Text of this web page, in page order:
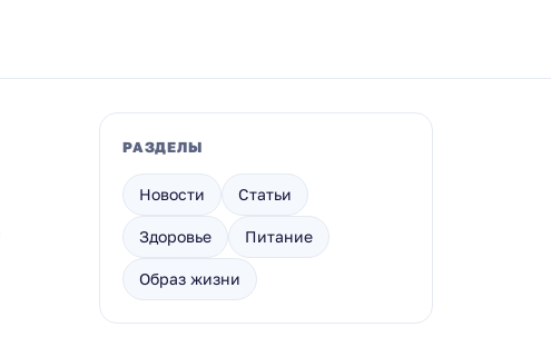
РАЗДЕЛЫ
Новости Статьи
Здоровье Питание
Образ жизни